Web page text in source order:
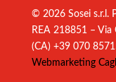
© 2026 Sosei s.r.l.
REA 218851 –
(CA) +39 070
Webmarketing